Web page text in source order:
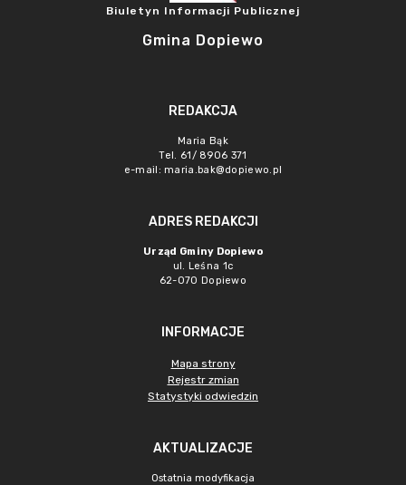
Biuletyn Informacji Publicznej
Gmina Dopiewo
REDAKCJA
Maria Bąk
Tel. 61/ 8906 371
e-mail: maria.bak@dopiewo.pl
ADRES REDAKCJI
Urząd Gminy Dopiewo
ul. Leśna 1c
62-070 Dopiewo
INFORMACJE
Mapa strony
Rejestr zmian
Statystyki odwiedzin
AKTUALIZACJE
Ostatnia modyfikacja